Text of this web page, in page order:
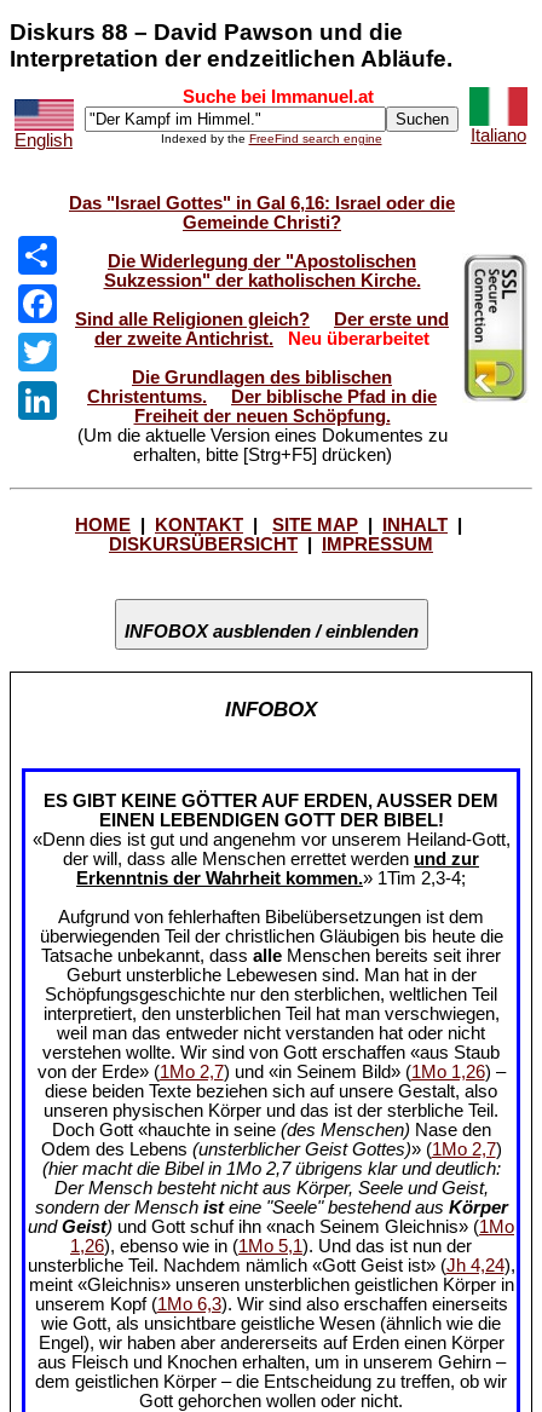
Diskurs 88 – David Pawson und die
Interpretation der endzeitlichen Abläufe.
English
Suche bei Immanuel.at
Indexed by the FreeFind search engine Italiano
Share
Facebook
Twitter
LinkedIn
Das "Israel Gottes" in Gal 6,16: Israel oder die
Gemeinde Christi?
Die Widerlegung der "Apostolischen
Sukzession" der katholischen Kirche.
Sind alle Religionen gleich?
Der erste und
der zweite Antichrist.
Neu überarbeitet
Die Grundlagen des biblischen
Christentums.
Der biblische Pfad in die
Freiheit der neuen Schöpfung.
(Um die aktuelle Version eines Dokumentes zu
erhalten, bitte [Strg+F5] drücken)
HOME KONTAKT SITE MAP INHALT
DISKURSÜBERSICHT
IMPRESSUM
INFOBOX ausblenden / einblenden
INFOBOX
ES GIBT KEINE GÖTTER AUF ERDEN, AUSSER DEM
EINEN LEBENDIGEN GOTT DER BIBEL!
«Denn dies ist gut und angenehm vor unserem Heiland-Gott,
der will, dass alle Menschen errettet werden und zur
Erkenntnis der Wahrheit kommen.» 1Tim 2,3-4;
Aufgrund von fehlerhaften Bibelübersetzungen ist dem
überwiegenden Teil der christlichen Gläubigen bis heute die
Tatsache unbekannt, dass alle Menschen bereits seit ihrer
Geburt unsterbliche Lebewesen sind. Man hat in der
Schöpfungsgeschichte nur den sterblichen, weltlichen Teil
interpretiert, den unsterblichen Teil hat man verschwiegen,
weil man das entweder nicht verstanden hat oder nicht
verstehen wollte. Wir sind von Gott erschaffen «aus Staub
von der Erde» (1Mo 2,7) und «in Seinem Bild» (1Mo 1,26) –
diese beiden Texte beziehen sich auf unsere Gestalt, also
unseren physischen Körper und das ist der sterbliche Teil.
Doch Gott «hauchte in seine (des Menschen) Nase den
Odem des Lebens (unsterblicher Geist Gottes)» (1Mo 2,7)
(hier macht die Bibel in 1Mo 2,7 übrigens klar und deutlich:
Der Mensch besteht nicht aus Körper, Seele und Geist,
sondern der Mensch isteine "Seele" bestehend aus Körper
undGeist) und Gott schuf ihn «nach Seinem Gleichnis» (1Mo
1,26), ebenso wie in (1Mo 5,1). Und das ist nun der
unsterbliche Teil. Nachdem nämlich «Gott Geist ist» (Jh 4,24),
meint «Gleichnis» unseren unsterblichen geistlichen Körper in
unserem Kopf (1Mo 6,3). Wir sind also erschaffen einerseits
wie Gott, als unsichtbare geistliche Wesen (ähnlich wie die
Engel), wir haben aber andererseits auf Erden einen Körper
aus Fleisch und Knochen erhalten, um in unserem Gehirn –
dem geistlichen Körper – die Entscheidung zu treffen, ob wir
Gott gehorchen wollen oder nicht.